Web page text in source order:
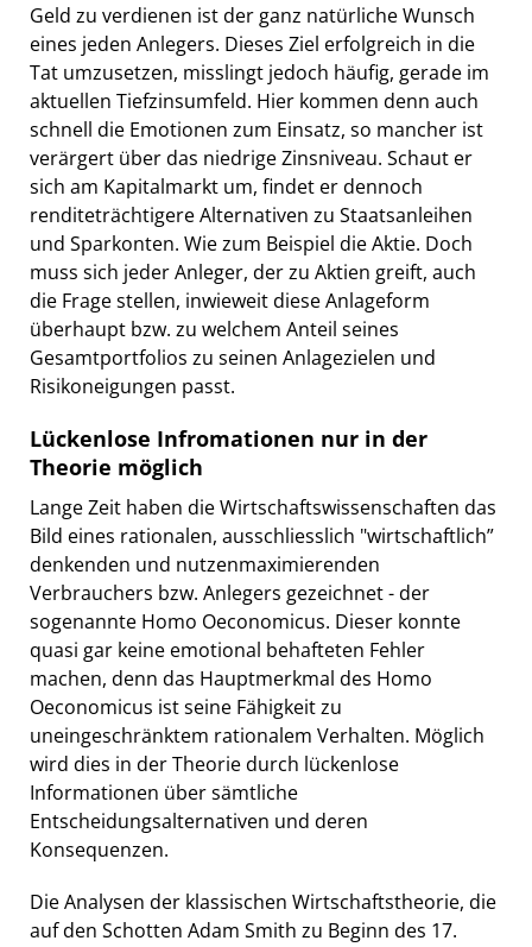
Geld zu verdienen ist der ganz natürliche Wunsch
eines jeden Anlegers. Dieses Ziel erfolgreich in die
Tat umzusetzen, misslingt jedoch häufig, gerade im
aktuellen Tiefzinsumfeld. Hier kommen denn auch
schnell die Emotionen zum Einsatz, so mancher ist
verärgert über das niedrige Zinsniveau. Schaut er
sich am Kapitalmarkt um, findet er dennoch
renditeträchtigere Alternativen zu Staatsanleihen
und Sparkonten. Wie zum Beispiel die Aktie. Doch
muss sich jeder Anleger, der zu Aktien greift, auch
die Frage stellen, inwieweit diese Anlageform
überhaupt bzw. zu welchem Anteil seines
Gesamtportfolios zu seinen Anlagezielen und
Risikoneigungen passt.
Lückenlose Infromationen nur in der
Theorie möglich
Lange Zeit haben die Wirtschaftswissenschaften das
Bild eines rationalen, ausschliesslich "wirtschaftlich”
denkenden und nutzenmaximierenden
Verbrauchers bzw. Anlegers gezeichnet - der
sogenannte Homo Oeconomicus. Dieser konnte
quasi gar keine emotional behafteten Fehler
machen, denn das Hauptmerkmal des Homo
Oeconomicus ist seine Fähigkeit zu
uneingeschränktem rationalem Verhalten. Möglich
wird dies in der Theorie durch lückenlose
Informationen über sämtliche
Entscheidungsalternativen und deren
Konsequenzen.
Die Analysen der klassischen Wirtschaftstheorie, die
auf den Schotten Adam Smith zu Beginn des 17.